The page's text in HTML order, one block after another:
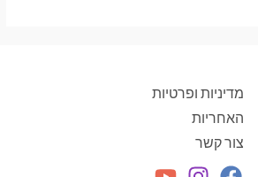
מדיניות ופרטיות
האחריות
צור קשר